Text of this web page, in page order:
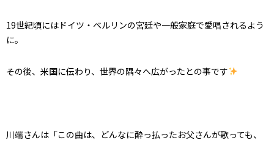
19世紀頃にはドイツ・ベルリンの宮廷や一般家庭で愛唱されるよう
に。
その後、米国に伝わり、世界の隅々へ広がったとの事です
川端さんは「この曲は、どんなに酔っ払ったお父さんが歌っても、